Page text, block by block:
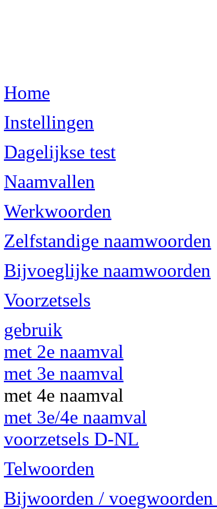
Home
Instellingen
Dagelijkse test
Naamvallen
Werkwoorden
Zelfstandige naamwoorden
Bijvoeglijke naamwoorden
Voorzetsels
gebruik
met 2e naamval
met 3e naamval
met 4e naamval
met 3e/4e naamval
voorzetsels D-NL
Telwoorden
Bijwoorden /